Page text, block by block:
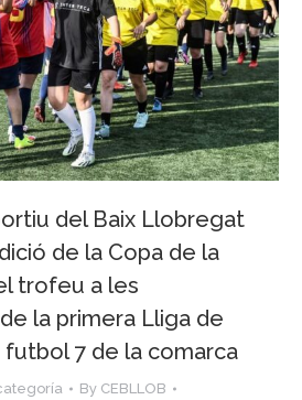
del Baix Llobregat
de la Copa de la
trofeu a les
la primera Lliga de
7 de la comarca
By CEBLLOB